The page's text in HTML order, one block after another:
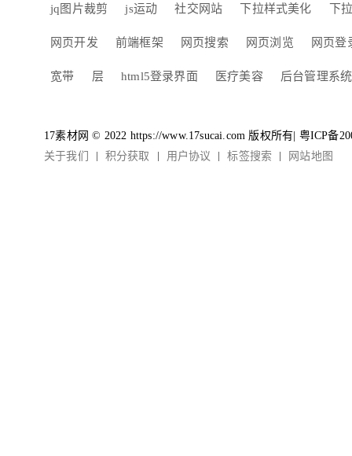
jq图片裁剪 js运动 社交网站 下拉样式美化 下
网页开发 前端框架 网页搜索 网页浏览 网页登
宽带 层 html5登录界面 医疗美容 后台管理系统
17素材网 © 2022 https://www.17sucai.com 版权所有| 粤ICP备
关于我们
积分获取 用户协议 标签搜索 网站地图